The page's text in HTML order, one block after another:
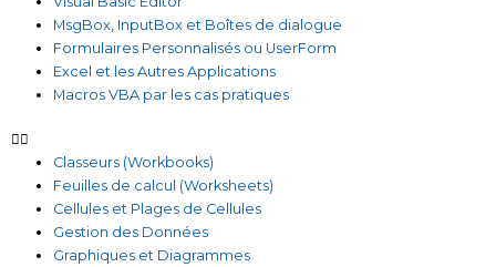
MsgBox, InputBox et Boîtes de dialogue
Formulaires Personnalisés ou UserForm
Excel et les Autres Applications
Macros VBA par les cas pratiques
Classeurs (Workbooks)
Feuilles de calcul (Worksheets)
Cellules et Plages de Cellules
Gestion des Données
Graphiques et Diagrammes